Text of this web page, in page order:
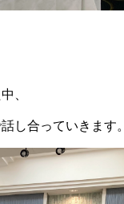
、
し合っていきます。